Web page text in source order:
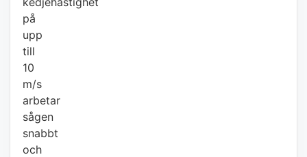
på
upp
till
10
m/s
arbetar
sågen
snabbt
och